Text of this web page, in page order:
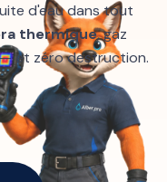
d'eau dans tout
thermique, gaz
et zéro destruction.